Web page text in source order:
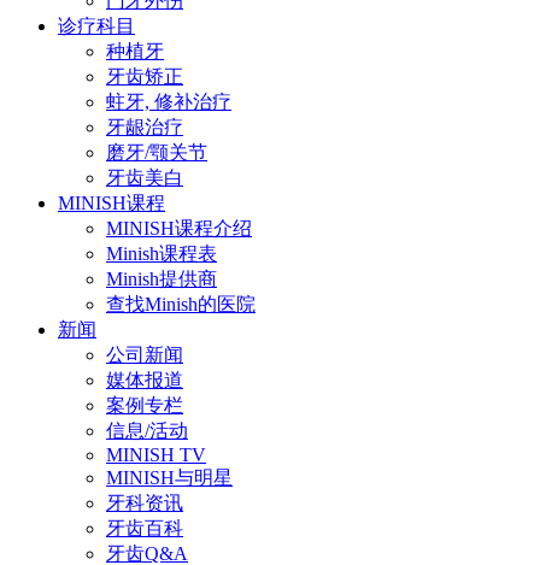
诊疗科目
种植牙
牙齿矫正
蛀牙, 修补治疗
牙龈治疗
磨牙/颚关节
牙齿美白
MINISH课程
MINISH课程介绍
Minish课程表
Minish提供商
查找Minish的医院
新闻
公司新闻
媒体报道
案例专栏
信息/活动
MINISH TV
MINISH与明星
牙科资讯
牙齿百科
牙齿Q&A